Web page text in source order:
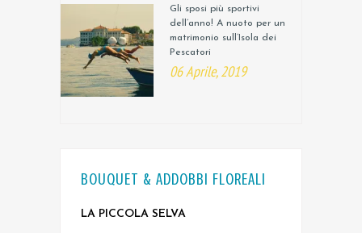
Gli sposi più sportivi
dell’anno! A nuoto per un
matrimonio sull’Isola dei
Pescatori
06 Aprile, 2019
BOUQUET & ADDOBBI FLOREALI
LA PICCOLA SELVA